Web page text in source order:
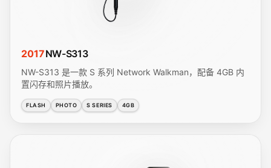
2017NW-S313
NW-S313 是一款 S 系列 Network Walkman，配备 4GB 内
置闪存和照片播放。
FLASH PHOTO S SERIES 4GB